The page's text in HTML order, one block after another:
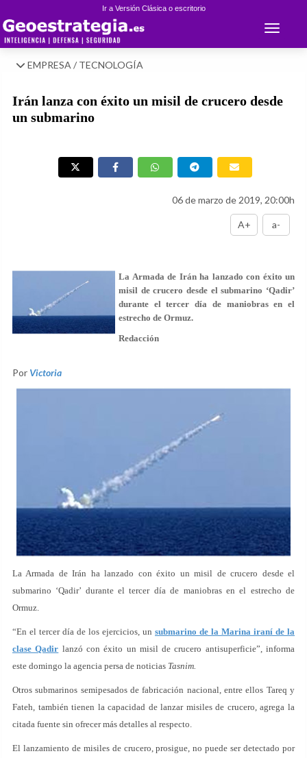
Ir a Versión Clásica o escritorio
Toggle
EMPRESA / TECNOLOGÍA
Irán lanza con éxito un misil de crucero desde
un submarino
06 de marzo de 2019, 20:00h
A+ a-
La Armada de Irán ha lanzado con éxito un
misil de crucero desde el submarino ‘Qadir’
durante el tercer día de maniobras en el
estrecho de Ormuz.
Redacción
Por Victoria
La Armada de Irán ha lanzado con éxito un misil de crucero desde el
submarino ‘Qadir’ durante el tercer día de maniobras en el estrecho de
Ormuz.
“En el tercer día de los ejercicios, un submarino de la Marina iraní de la
clase Qadir lanzó con éxito un misil de crucero antisuperficie”, informa
este domingo la agencia persa de noticias Tasnim.
Otros submarinos semipesados de fabricación nacional, entre ellos Tareq y
Fateh, también tienen la capacidad de lanzar misiles de crucero, agrega la
citada fuente sin ofrecer más detalles al respecto.
El lanzamiento de misiles de crucero, prosigue, no puede ser detectado por